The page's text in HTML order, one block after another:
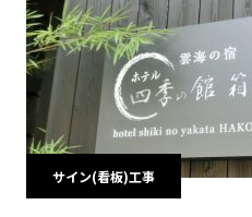
サイン(看板)工事